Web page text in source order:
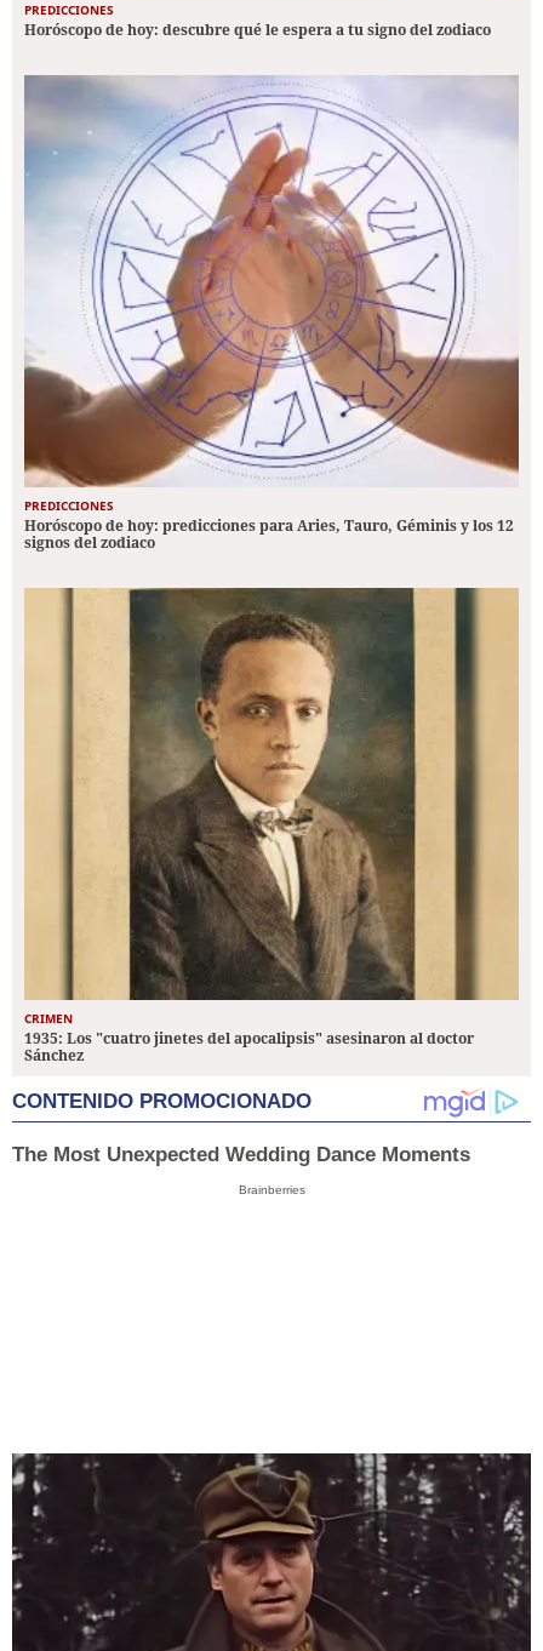
PREDICCIONES
Horóscopo de hoy: descubre qué le espera a tu signo del zodiaco
PREDICCIONES
Horóscopo de hoy: predicciones para Aries, Tauro, Géminis y los 12
signos del zodiaco
CRIMEN
1935: Los "cuatro jinetes del apocalipsis" asesinaron al doctor
Sánchez
CONTENIDO PROMOCIONADO
The Most Unexpected Wedding Dance Moments
Brainberries